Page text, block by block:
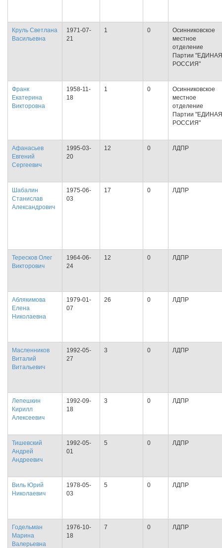
Круль Светлана
Васильевна
1971-07-
21
1 0
Осинниковское
местное
отделение
Партии "ЕДИНАЯ
РОССИЯ"
Франк
Екатерина
Викторовна
1958-11-
18
1 0
Осинниковское
местное
отделение
Партии "ЕДИНАЯ
РОССИЯ"
Афанасьев
Евгений
Сергеевич
1995-03-
20
12 0 ЛДПР
Шабалин
Станислав
Александрович
1975-06-
03
17 0 ЛДПР
Тересков Олег
Викторович
1964-06-
24
12 0 ЛДПР
Аблякимова
Елена
Николаевна
1979-01-
07
26 0 ЛДПР
Масленников
Виталий
Витальевич
1992-05-
27
3 0 ЛДПР
Лепешкин
Кирилл
Алексеевич
1992-09-
18
3 0 ЛДПР
Тишевский
Андрей
Андреевич
1992-05-
01
5 0 ЛДПР
Виль Юрий
Николаевич
1978-05-
03
5 0 ЛДПР
Годельман
Марина
Валерьевна
1976-10-
18
7 0 ЛДПР